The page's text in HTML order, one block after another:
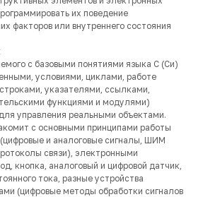
их поведение
факторов или внутреннего состояния
с базовыми понятиями языка С (Си)
условиями, циклами, работе
указателями, ссылками,
функциями и модулями)
управления реальными объектами.
с основными принципами работы
и аналоговые сигналы, ШИМ
связи), электронными
кнопка, аналоговый и цифровой датчик,
тока, разные устройства
(цифровые методы обработки сигналов